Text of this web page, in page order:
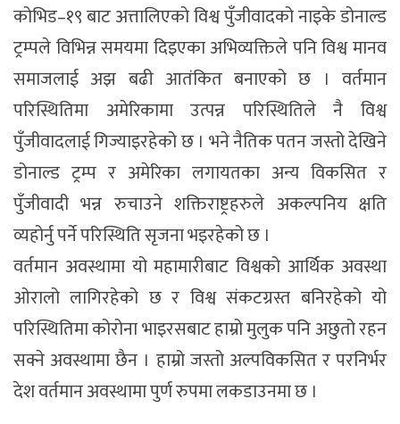
कोभिड–१९ बाट अत्तालिएको विश्व पुँजीवादको नाइके डोनाल्ड
ट्रम्पले विभिन्न समयमा दिइएका अभिव्यक्तिले पनि विश्व मानव
समाजलाई अझ बढी आतंकित बनाएको छ । वर्तमान
परिस्थितिमा अमेरिकामा उत्पन्न परिस्थितिले नै विश्व
पुँजीवादलाई गिज्याइरहेको छ । भने नैतिक पतन जस्तो देखिने
डोनाल्ड ट्रम्प र अमेरिका लगायतका अन्य विकसित र
पुँजीवादी भन्न रुचाउने शक्तिराष्ट्रहरुले अकल्पनिय क्षति
व्यहोर्नु पर्ने परिस्थिति सृजना भइरहेको छ ।
वर्तमान अवस्थामा यो महामारीबाट विश्वको आर्थिक अवस्था
ओरालो लागिरहेको छ र विश्व संकटग्रस्त बनिरहेको यो
परिस्थितिमा कोरोना भाइरसबाट हाम्रो मुलुक पनि अछुतो रहन
सक्ने अवस्थामा छैन । हाम्रो जस्तो अल्पविकसित र परनिर्भर
देश वर्तमान अवस्थामा पुर्ण रुपमा लकडाउनमा छ ।